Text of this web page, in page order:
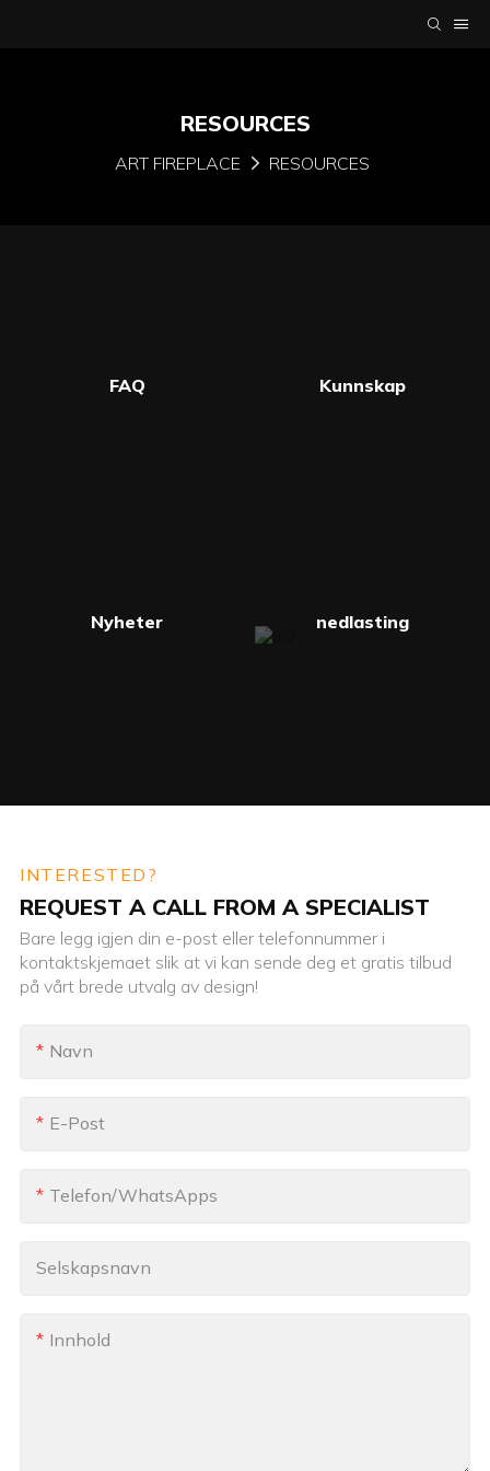
RESOURCES
ART FIREPLACE RESOURCES
FAQ Kunnskap
Nyheter nedlasting
INTERESTED?
REQUEST A CALL FROM A SPECIALIST
Bare legg igjen din e-post eller telefonnummer i
kontaktskjemaet slik at vi kan sende deg et gratis tilbud
på vårt brede utvalg av design!
Navn
E-Post
Telefon/WhatsApps
Selskapsnavn
Innhold